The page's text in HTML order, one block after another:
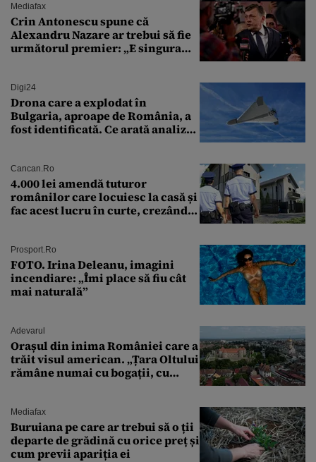
Mediafax
Crin Antonescu spune că
Alexandru Nazare ar trebui să fie
următorul premier: „E singura
Digi24
Drona care a explodat în
Bulgaria, aproape de România, a
fost identificată. Ce arată analiza
Cancan.ro
4.000 lei amendă tuturor
românilor care locuiesc la casă și
fac acest lucru în curte, crezând
Prosport.ro
FOTO. Irina Deleanu, imagini
incendiare: „Îmi place să fiu cât
mai naturală”
Adevarul
Orașul din inima României care a
trăit visul american. „Țara Oltului
rămâne numai cu bogații, cu
Mediafax
Buruiana pe care ar trebui să o ții
departe de grădină cu orice preț și
cum previi apariția ei